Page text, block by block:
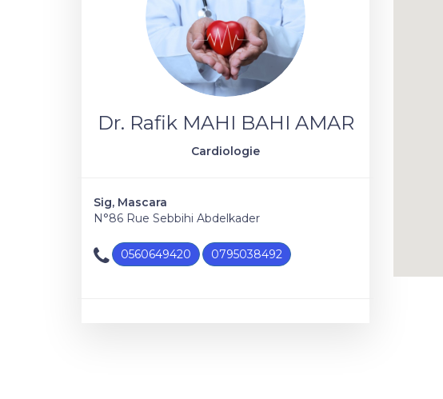
Dr. Rafik MAHI BAHI AMAR
Cardiologie
Sig, Mascara
N°86 Rue Sebbihi Abdelkader
0560649420 0795038492